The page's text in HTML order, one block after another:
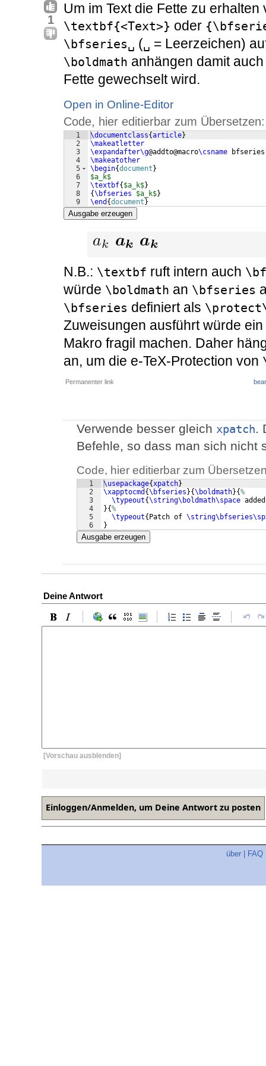
1
Um im Text die Fette zu
\textbf{<Text>} oder
\bfseries␣ (␣ = Leerzeichen)
\boldmath anhängen damit
Fette gewechselt wird.
Open in Online-Editor
Code, hier editierbar zum Übersetzen:
1
2
3
4
5
6
7
8
9
\documentclass{article}
\makeatletter
\expandafter\g@addto@macro\csname
\makeatother
\begin{document }
$a_k$
\textbf{ $a_k$}
{\bfseries $a_k$}
\end {document }
Ausgabe erzeugen
N.B.: \textbf ruft intern auch
würde \boldmath an \bfseries
\bfseries definiert als
Zuweisungen ausführt würde
Makro fragil machen. Daher
an, um die e-TeX-Protection von
Permanenter link
Verwende besser gleich xpatch.
Befehle, so dass man sich nicht
Code, hier editierbar zum
1
2
3
4
5
6
\usepackage{xpatch}
\xapptocmd {\bfseries }{\boldmath}{%
\typeout{\string\boldmath\space
}{%
\typeout{ Patch of
}
Ausgabe erzeugen
Deine Antwort
[Vorschau ausblenden]
über FAQ